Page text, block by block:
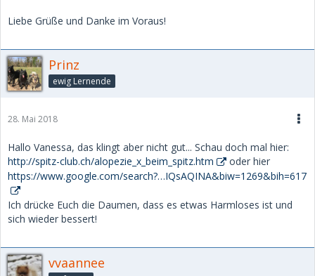
Liebe Grüße und Danke im Voraus!
Prinz
ewig Lernende
28. Mai 2018
Hallo Vanessa, das klingt aber nicht gut... Schau doch mal hier:
http://spitz-club.ch/alopezie_x_beim_spitz.htm
oder hier
https://www.google.com/search?…IQsAQINA&biw=1269&bih=617
Ich drücke Euch die Daumen, dass es etwas Harmloses ist und
sich wieder bessert!
vvaannee